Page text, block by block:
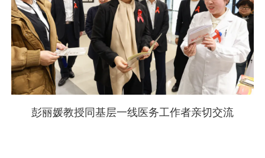
彭丽媛教授同基层一线医务工作者亲切交流